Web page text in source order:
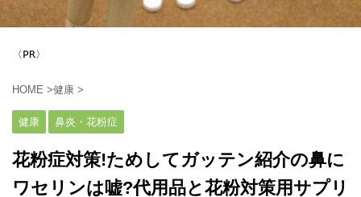
〈PR〉
HOME >健康 >
健康 鼻炎・花粉症
花粉症対策!ためしてガッテン紹介の鼻に
ワセリンは嘘?代用品と花粉対策用サプリ